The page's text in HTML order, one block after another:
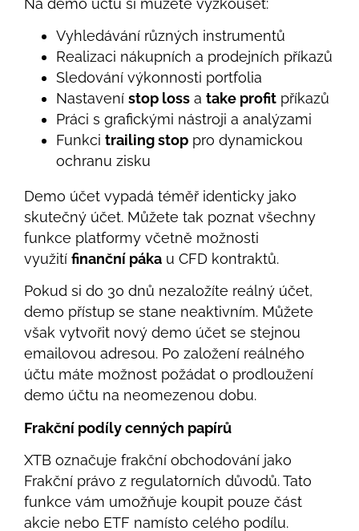
Vyhledávání různých instrumentů
Realizaci nákupních a prodejních příkazů
Sledování výkonnosti portfolia
Nastavení stop loss a take profit příkazů
Práci s grafickými nástroji a analýzami
Funkci trailing stop pro dynamickou
ochranu zisku
Demo účet vypadá téměř identicky jako
skutečný účet. Můžete tak poznat všechny
funkce platformy včetně možnosti
využití finanční páka u CFD kontraktů.
Pokud si do 30 dnů nezaložíte reálný účet,
demo přístup se stane neaktivním. Můžete
však vytvořit nový demo účet se stejnou
emailovou adresou. Po založení reálného
účtu máte možnost požádat o prodloužení
demo účtu na neomezenou dobu.
Frakční podíly cenných papírů
XTB označuje frakční obchodování jako
Frakční právo z regulatorních důvodů. Tato
funkce vám umožňuje koupit pouze část
akcie nebo ETF namísto celého podílu.